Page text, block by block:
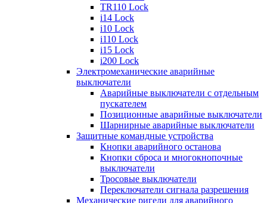
TR110 Lock
i14 Lock
i10 Lock
i110 Lock
i15 Lock
i200 Lock
Электромеханические аварийные
выключатели
Аварийные выключатели с отдельным
пускателем
Позиционные аварийные выключатели
Шарнирные аварийные выключатели
Защитные командные устройства
Кнопки аварийного останова
Кнопки сброса и многокнопочные
выключатели
Тросовые выключатели
Переключатели сигнала разрешения
Механические ригели для аварийного